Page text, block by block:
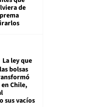
de
La ley que
bolsas
Chile,
sus vacíos